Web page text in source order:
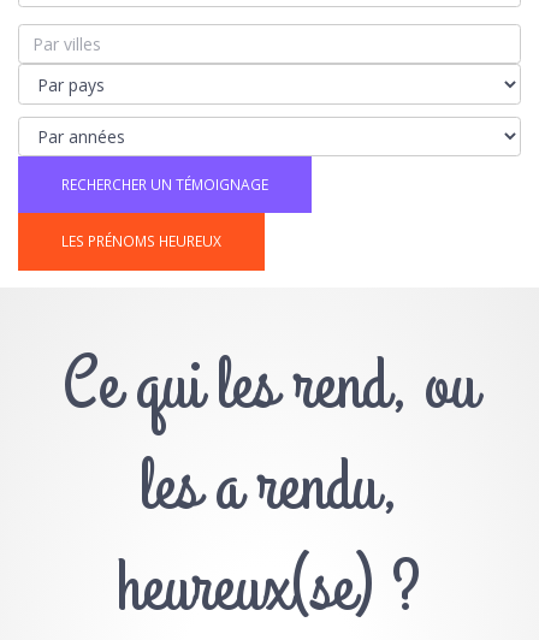
LES PRÉNOMS HEUREUX
Ce qui les rend, ou
les a rendu,
heureux(se) ?